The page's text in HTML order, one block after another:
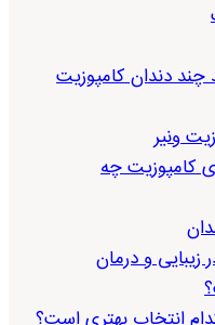
چند دندان کامپوزیت
ونیر
کامپوزیت چه
زیبایی و درمان